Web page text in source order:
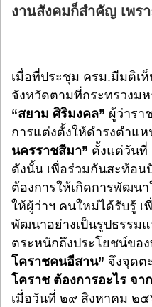
งานสังคมก็สำคัญ เพร
เมื่อที่ประชุม ครม.มีมติเ
จังหวัดตามที่กระทรวงม
“สยาม ศิริมงคล” ผู้ว่ารา
การแต่งตั้งให้ดำรงตำแห
นครราชสีมา” ตั้งแต่วันที่
ดังนั้น เพื่อร่วมกันสะท้อ
ต้องการให้เกิดการพัฒนา
ให้ผู้ว่าฯ คนใหม่ได้รับรู้
พัฒนาอย่างเป็นรูปธรรม
ตระหนักถึงประโยชน์ขอ
โคราชคนอีสาน” จึงจุดต
โคราช ต้องการอะไร จา
เมื่อวันที่ ๒๙ สิงหาคม ๒